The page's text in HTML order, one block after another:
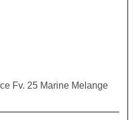
Fv. 25 Marine Melange